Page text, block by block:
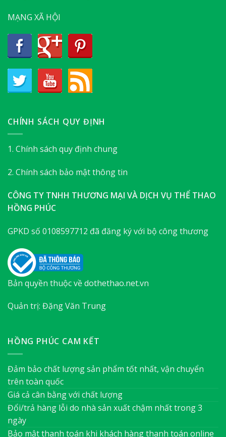
MẠNG XÃ HỘI
CHÍNH SÁCH QUY ĐỊNH
1. Chính sách quy định chung
2. Chính sách bảo mật thông tin
CÔNG TY TNHH THƯƠNG MẠI VÀ DỊCH VỤ THỂ THAO
HỒNG PHÚC
GPKD số 0108597712 đã đăng ký với bộ công thương
Bản quyền thuộc về dothethao.net.vn
Quản trị: Đặng Văn Trung
HỒNG PHÚC CAM KẾT
Đảm bảo chất lượng sản phẩm tốt nhất, vận chuyển
trên toàn quốc
Giá cả cân bằng với chất lượng
Đổi/trả hàng lỗi do nhà sản xuất chậm nhất trong 3
ngày
Bảo mật thanh toán khi khách hàng thanh toán online